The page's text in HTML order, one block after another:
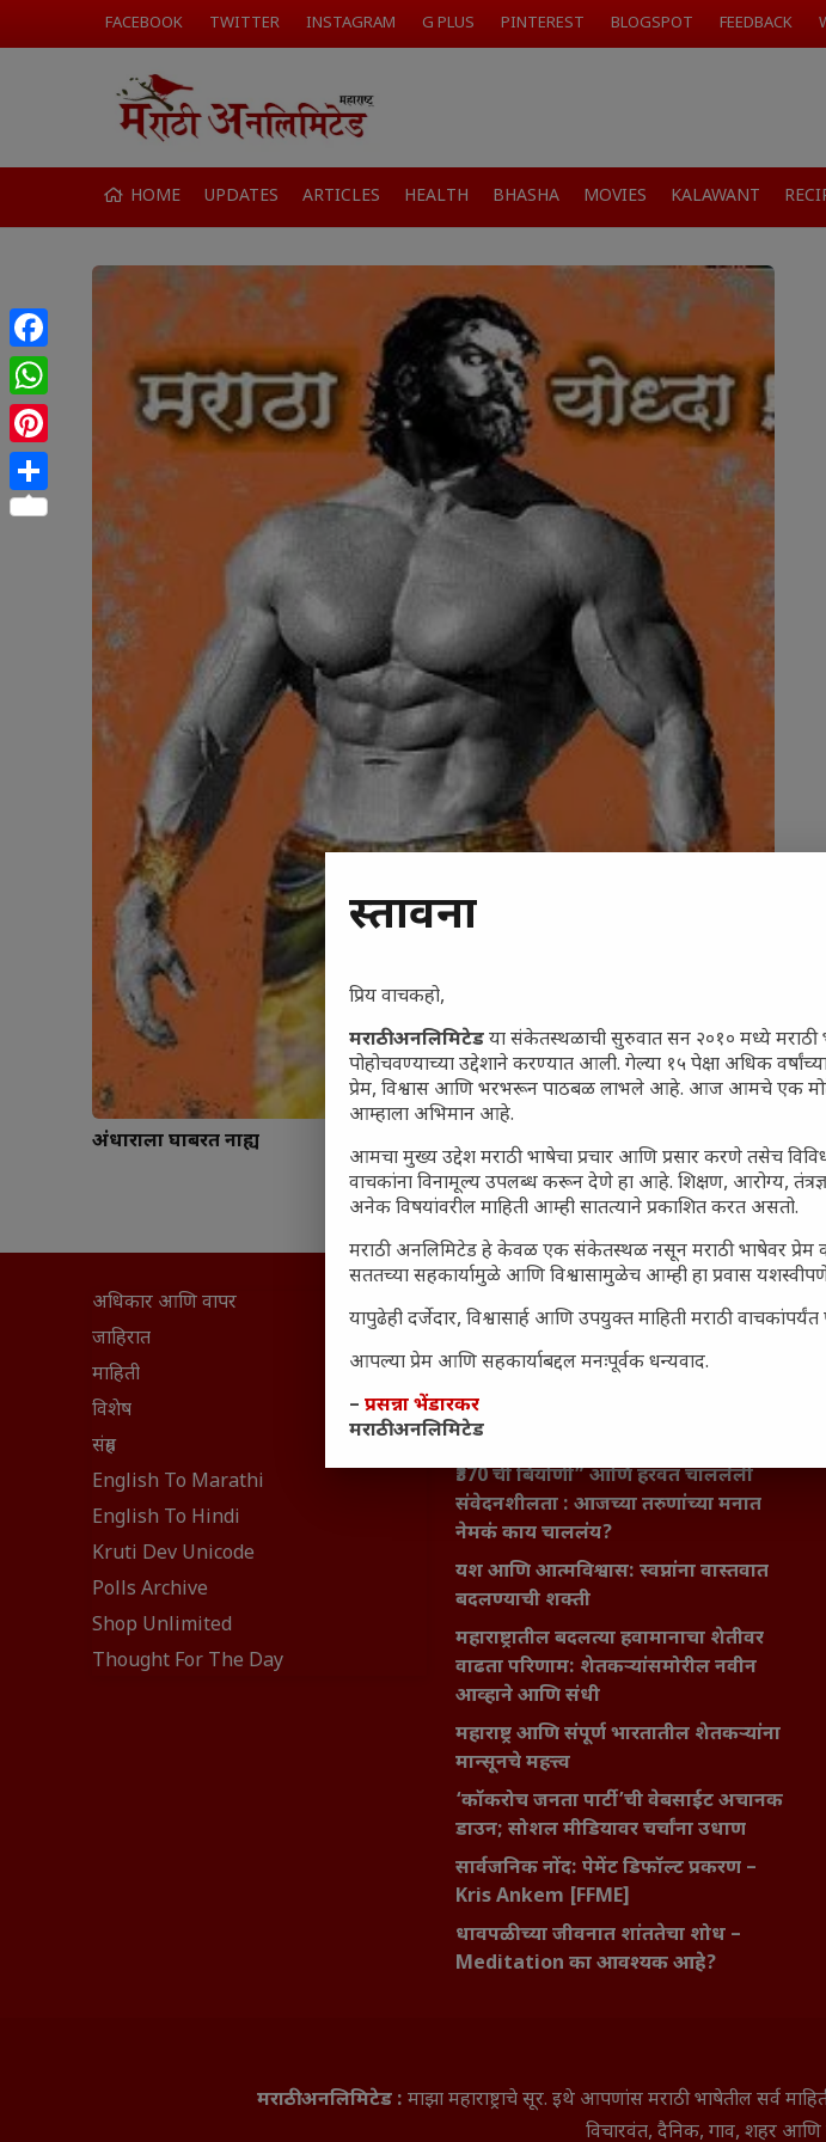
FACEBOOK TWITTER INSTAGRAM G PLUS PINTEREST BLOGSPOT FEEDBACK
HOME UPDATES ARTICLES HEALTH BHASHA MOVIES KALAWANT
अंधाराला घाबरत नाह्य
अधिकार आणि वापर
जाहिरात
माहिती
विशेष
संग्रह
English To Marathi
English To Hindi
Kruti Dev Unicode
Polls Archive
Shop Unlimited
Thought For The Day
सामान्य आजारांवर गावठी उपाय – घरच्या
घरी मिळवा प्राथमिक आराम
आजच्या युगातील तरुण पिढी कुठे हरवली?
महाराष्ट्रातील किल्ल्यांचे महत्त्व : स्वराज्याच्या
वैभवशाली इतिहासाचे साक्षीदार
₹370 ची बिर्याणी” आणि हरवत चाललेली
संवेदनशीलता : आजच्या तरुणांच्या मनात
नेमकं काय चाललंय?
यश आणि आत्मविश्वास: स्वप्नांना वास्तवात
बदलण्याची शक्ती
महाराष्ट्रातील बदलत्या हवामानाचा शेतीवर
वाढता परिणाम: शेतकऱ्यांसमोरील नवीन
आव्हाने आणि संधी
महाराष्ट्र आणि संपूर्ण भारतातील शेतकऱ्यांना
मान्सूनचे महत्त्व
‘कॉकरोच जनता पार्टी’ची वेबसाईट अचानक
डाउन; सोशल मीडियावर चर्चांना उधाण
सार्वजनिक नोंद: पेमेंट डिफॉल्ट प्रकरण –
Kris Ankem [FFME]
धावपळीच्या जीवनात शांततेचा शोध –
Meditation का आवश्यक आहे?
मराठी अनलिमिटेड : माझा महाराष्ट्राचे सूर. इथे आपणांस मराठी भाषेतील सर्व
विचारवंत, दैनिक, गाव, शहर आणि
Facebook
WhatsApp
Pinterest
Share
प्रस्तावना
प्रिय वाचकहो,
मराठी अनलिमिटेडया संकेतस्थळाची सुरुवात सन २०१० मध्ये मराठी
पोहोचवण्याच्या उद्देशाने करण्यात आली. गेल्या १५ पेक्षा अधिक
प्रेम, विश्वास आणि भरभरून पाठबळ लाभले आहे. आज आमचे एक मोठे
आम्हाला अभिमान आहे.
आमचा मुख्य उद्देश मराठी भाषेचा प्रचार आणि प्रसार करणे तसेच
वाचकांना विनामूल्य उपलब्ध करून देणे हा आहे. शिक्षण, आरोग्य,
अनेक विषयांवरील माहिती आम्ही सातत्याने प्रकाशित करत असतो.
मराठी अनलिमिटेड हे केवळ एक संकेतस्थळ नसून मराठी भाषेवर प्रेम
सततच्या सहकार्यामुळे आणि विश्वासामुळेच आम्ही हा प्रवास
यापुढेही दर्जेदार, विश्वासार्ह आणि उपयुक्त माहिती मराठी
आपल्या प्रेम आणि सहकार्याबद्दल मनःपूर्वक धन्यवाद.
– प्रसन्ना भेंडारकर
मराठी अनलिमिटेड